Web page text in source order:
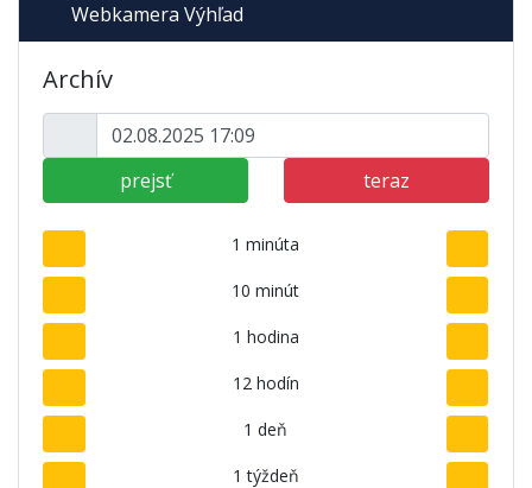
Webkamera Výhľad
Archív
prejsť teraz
1 minúta
10 minút
1 hodina
12 hodín
1 deň
1 týždeň